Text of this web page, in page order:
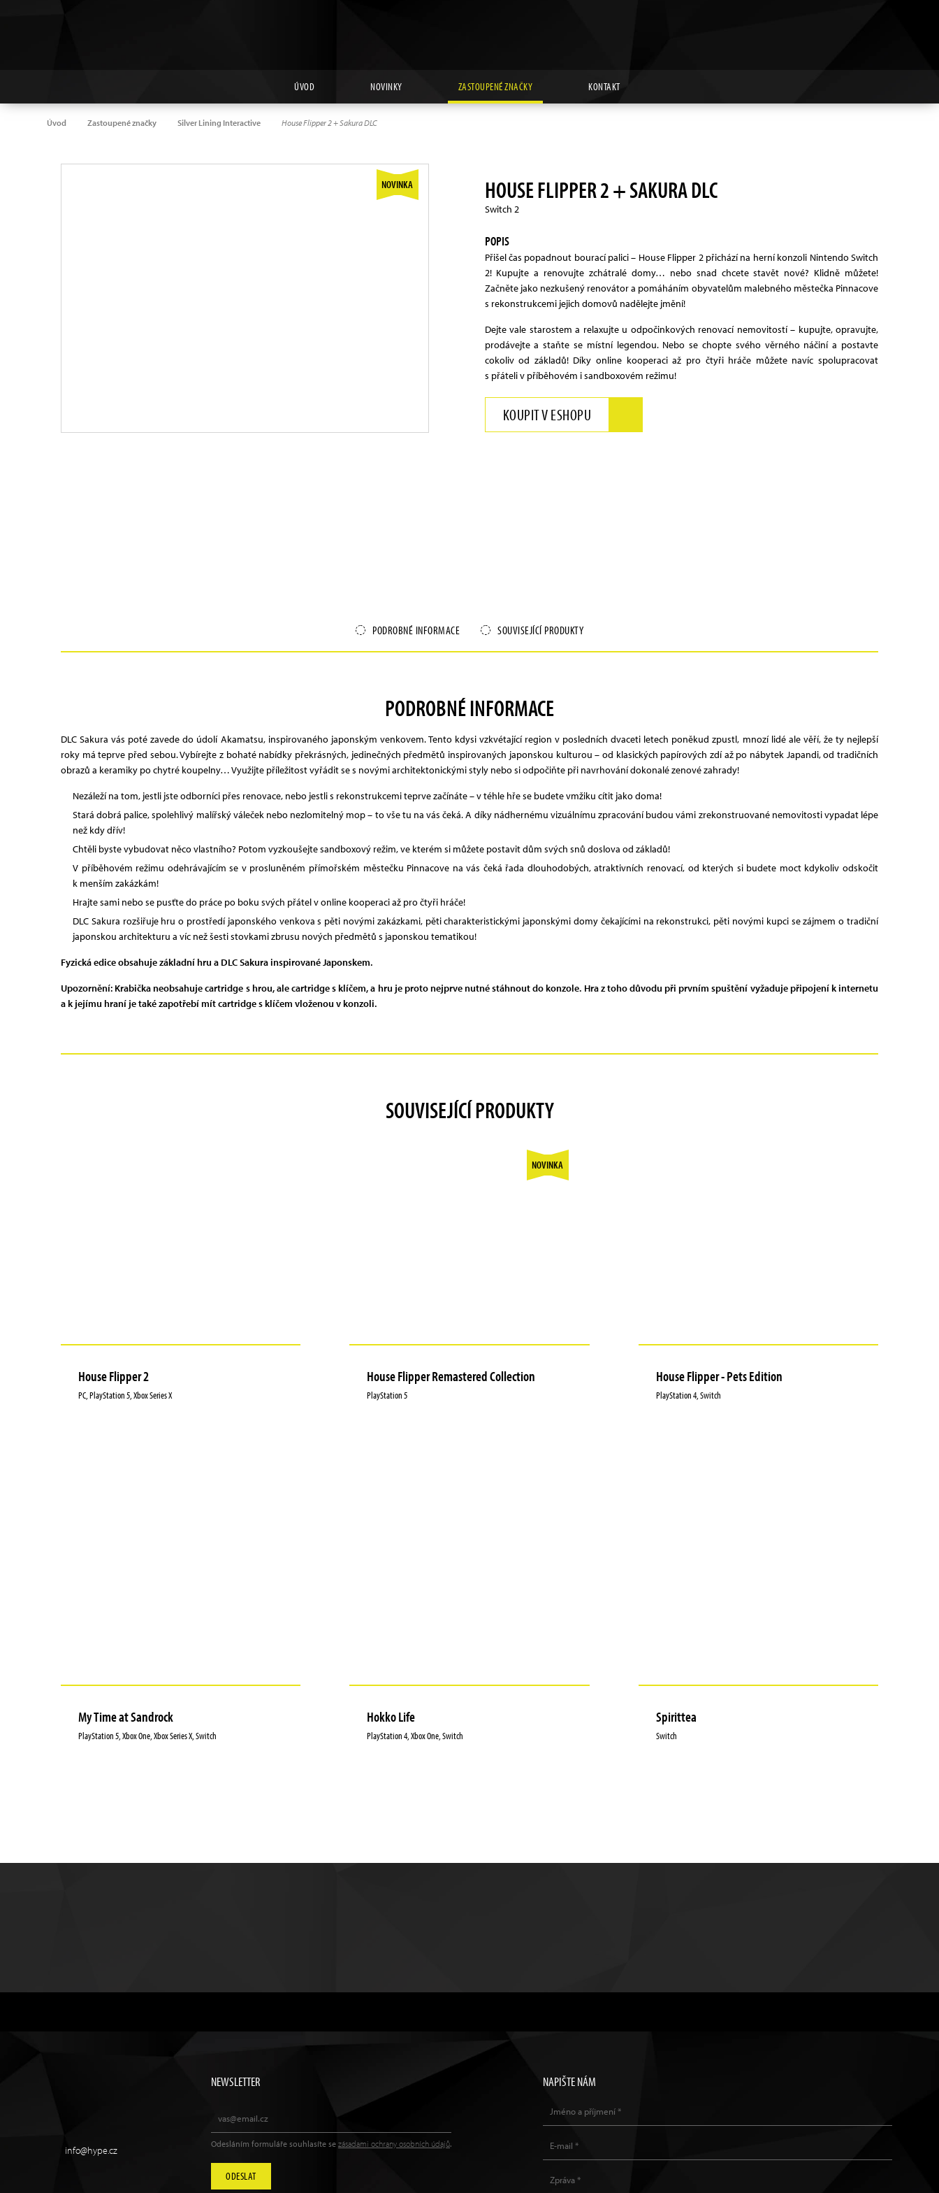
ÚVOD NOVINKY ZASTOUPENÉ ZNAČKY KONTAKT
Úvod Zastoupené značky Silver Lining Interactive House Flipper 2 + Sakura DLC
NOVINKA HOUSE FLIPPER 2 + SAKURA DLC
Switch 2
POPIS
Přišel čas popadnout bourací palici – House Flipper 2 přichází na herní konzoli Nintendo Switch
2! Kupujte a renovujte zchátralé domy… nebo snad chcete stavět nové? Klidně můžete!
Začněte jako nezkušený renovátor a pomáháním obyvatelům malebného městečka Pinnacove
s rekonstrukcemi jejich domovů nadělejte jmění!
Dejte vale starostem a relaxujte u odpočinkových renovací nemovitostí – kupujte, opravujte,
prodávejte a staňte se místní legendou. Nebo se chopte svého věrného náčiní a postavte
cokoliv od základů! Díky online kooperaci až pro čtyři hráče můžete navíc spolupracovat
s přáteli v příběhovém i sandboxovém režimu!
KOUPIT V ESHOPU
PODROBNÉ INFORMACE SOUVISEJÍCÍ PRODUKTY
PODROBNÉ INFORMACE
DLC Sakura vás poté zavede do údolí Akamatsu, inspirovaného japonským venkovem. Tento kdysi vzkvétající region v posledních dvaceti letech poněkud zpustl, mnozí lidé ale věří, že ty nejlepší
roky má teprve před sebou. Vybírejte z bohaté nabídky překrásných, jedinečných předmětů inspirovaných japonskou kulturou – od klasických papírových zdí až po nábytek Japandi, od tradičních
obrazů a keramiky po chytré koupelny… Využijte příležitost vyřádit se s novými architektonickými styly nebo si odpočiňte při navrhování dokonalé zenové zahrady!
Nezáleží na tom, jestli jste odborníci přes renovace, nebo jestli s rekonstrukcemi teprve začínáte – v téhle hře se budete vmžiku cítit jako doma!
Stará dobrá palice, spolehlivý malířský váleček nebo nezlomitelný mop – to vše tu na vás čeká. A díky nádhernému vizuálnímu zpracování budou vámi zrekonstruované nemovitosti vypadat lépe
než kdy dřív!
Chtěli byste vybudovat něco vlastního? Potom vyzkoušejte sandboxový režim, ve kterém si můžete postavit dům svých snů doslova od základů!
V příběhovém režimu odehrávajícím se v prosluněném přímořském městečku Pinnacove na vás čeká řada dlouhodobých, atraktivních renovací, od kterých si budete moct kdykoliv odskočit
k menším zakázkám!
Hrajte sami nebo se pusťte do práce po boku svých přátel v online kooperaci až pro čtyři hráče!
DLC Sakura rozšiřuje hru o prostředí japonského venkova s pěti novými zakázkami, pěti charakteristickými japonskými domy čekajícími na rekonstrukci, pěti novými kupci se zájmem o tradiční
japonskou architekturu a víc než šesti stovkami zbrusu nových předmětů s japonskou tematikou!
Fyzická edice obsahuje základní hru a DLC Sakura inspirované Japonskem.
Upozornění: Krabička neobsahuje cartridge s hrou, ale cartridge s klíčem, a hru je proto nejprve nutné stáhnout do konzole. Hra z toho důvodu při prvním spuštění vyžaduje připojení k internetu
a k jejímu hraní je také zapotřebí mít cartridge s klíčem vloženou v konzoli.
SOUVISEJÍCÍ PRODUKTY
House Flipper 2
PC, PlayStation 5, Xbox Series X
NOVINKA
House Flipper Remastered Collection
PlayStation 5
House Flipper - Pets Edition
PlayStation 4, Switch
My Time at Sandrock
PlayStation 5, Xbox One, Xbox Series X, Switch
Hokko Life
PlayStation 4, Xbox One, Switch
Spirittea
Switch
info@hype.cz
NEWSLETTER
Odesláním formuláře souhlasíte se zásadami ochrany osobních údajů.
ODESLAT
NAPIŠTE NÁM